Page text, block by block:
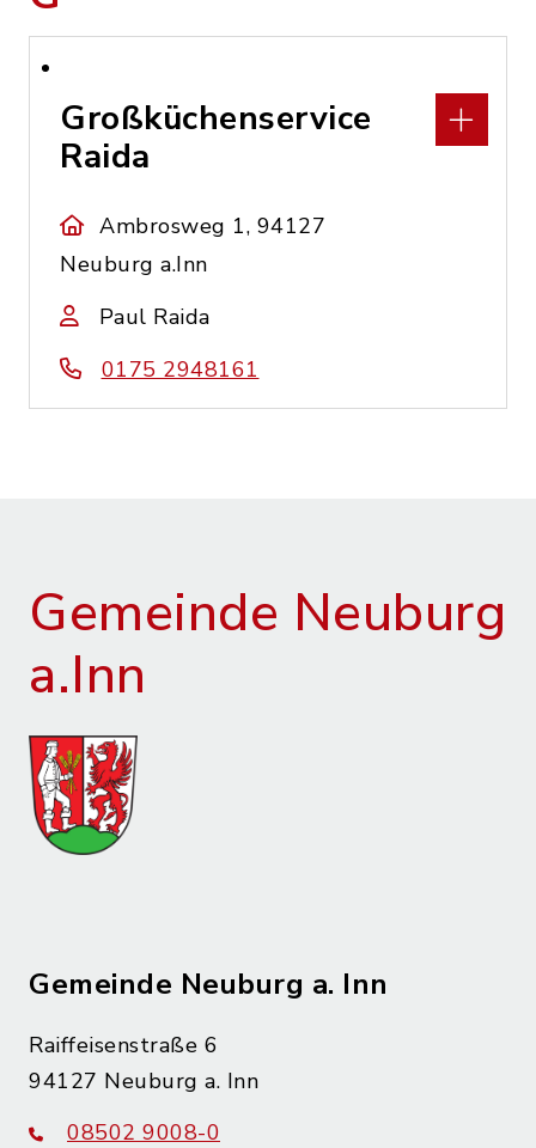
Großküchenservice
Raida
Ambrosweg 1, 94127
Neuburg a.Inn
Paul Raida
0175 2948161
Gemeinde Neuburg
a.Inn
Gemeinde Neuburg a. Inn
Raiffeisenstraße 6
94127 Neuburg a. Inn
08502 9008-0